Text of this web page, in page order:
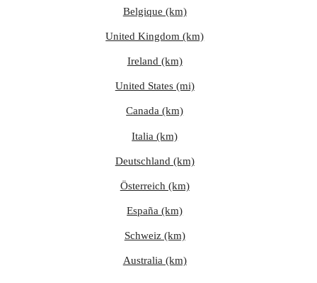
Belgique (km)
United Kingdom (km)
Ireland (km)
United States (mi)
Canada (km)
Italia (km)
Deutschland (km)
Österreich (km)
España (km)
Schweiz (km)
Australia (km)